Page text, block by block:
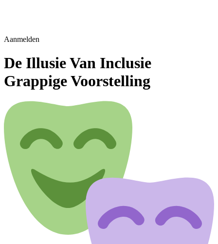
Aanmelden
De Illusie Van Inclusie
Grappige Voorstelling